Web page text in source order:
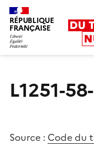
RÉPUBLIQUE
FRANÇAISE
L1251-
Source : Code du